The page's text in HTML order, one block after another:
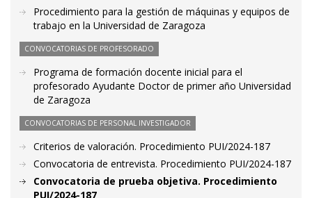
Procedimiento para la gestión de máquinas y equipos de
trabajo en la Universidad de Zaragoza
CONVOCATORIAS DE PROFESORADO
Programa de formación docente inicial para el
profesorado Ayudante Doctor de primer año Universidad
de Zaragoza
CONVOCATORIAS DE PERSONAL INVESTIGADOR
Criterios de valoración. Procedimiento PUI/2024-187
Convocatoria de entrevista. Procedimiento PUI/2024-187
Convocatoria de prueba objetiva. Procedimiento
PUI/2024-187